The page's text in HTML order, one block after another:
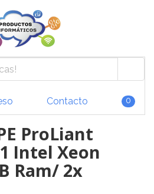
Contacto 0
ProLiant
Intel Xeon
Ram/ 2x